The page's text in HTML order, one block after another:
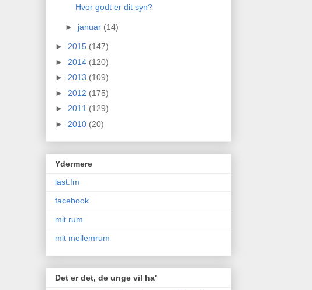
Hvor godt er dit syn?
► januar (14)
► 2015 (147)
► 2014 (120)
► 2013 (109)
► 2012 (175)
► 2011 (129)
► 2010 (20)
Ydermere
last.fm
facebook
mit rum
mit mellemrum
Det er det, de unge vil ha'